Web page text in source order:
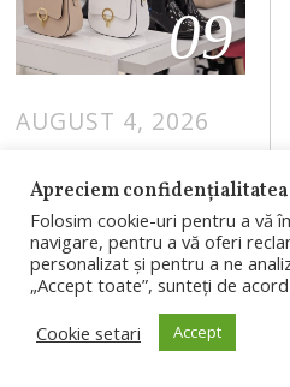
09
AUGUST 4, 2026
românești, în
proiectul
RIVUS: un nou
concept al
BENVENUTI va
Apreciem
Folosim cookie-uri pentru a vă
navigare, pentru a vă oferi
personalizat și pentru a ne
„Accept toate”, sunteți de
Cookie setari
Accept